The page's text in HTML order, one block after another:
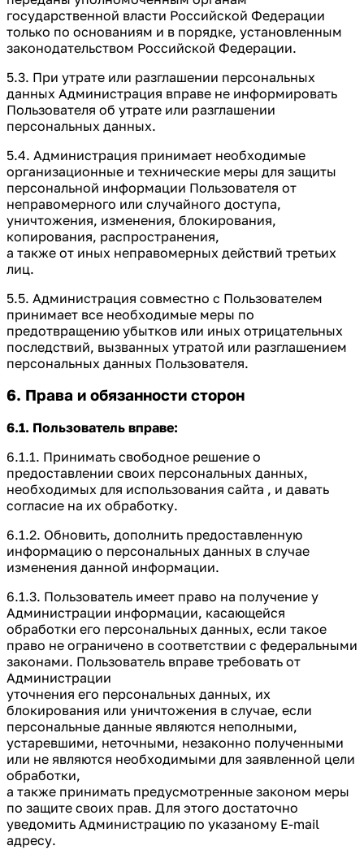
государственной власти Российской Федерации
только по основаниям и в порядке, установленным
законодательством Российской Федерации.
5.3. При утрате или разглашении персональных
данных Администрация вправе не информировать
Пользователя об утрате или разглашении
персональных данных.
5.4. Администрация принимает необходимые
организационные и технические меры для защиты
персональной информации Пользователя от
неправомерного или случайного доступа,
уничтожения, изменения, блокирования,
копирования, распространения,
а также от иных неправомерных действий третьих
лиц.
5.5. Администрация совместно с Пользователем
принимает все необходимые меры по
предотвращению убытков или иных отрицательных
последствий, вызванных утратой или разглашением
персональных данных Пользователя.
6. Права и обязанности сторон
6.1. Пользователь вправе:
6.1.1. Принимать свободное решение о
предоставлении своих персональных данных,
необходимых для использования сайта , и давать
согласие на их обработку.
6.1.2. Обновить, дополнить предоставленную
информацию о персональных данных в случае
изменения данной информации.
6.1.3. Пользователь имеет право на получение у
Администрации информации, касающейся
обработки его персональных данных, если такое
право не ограничено в соответствии с федеральными
законами. Пользователь вправе требовать от
Администрации
уточнения его персональных данных, их
блокирования или уничтожения в случае, если
персональные данные являются неполными,
устаревшими, неточными, незаконно полученными
или не являются необходимыми для заявленной цели
обработки,
а также принимать предусмотренные законом меры
по защите своих прав. Для этого достаточно
уведомить Администрацию по указаному E-mail
адресу.